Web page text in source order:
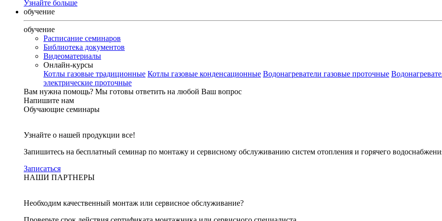
Узнайте больше
обучение
обучение
Расписание семинаров
Библиотека документов
Видеоматериалы
Онлайн-курсы
Котлы газовые традиционные Котлы газовые конденсационные Водонагреватели газовые проточные
электрические проточные
Вам нужна помощь? Мы готовы ответить на любой Ваш вопрос
Напишите нам
Обучающие семинары
Узнайте о нашей продукции все!
Запишитесь на бесплатный семинар по монтажу и сервисному обслуживанию систем отопления и горячего
Записаться
НАШИ ПАРТНЕРЫ
Необходим качественный монтаж или сервисное обслуживание?